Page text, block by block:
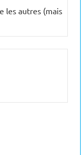
les autres (mais